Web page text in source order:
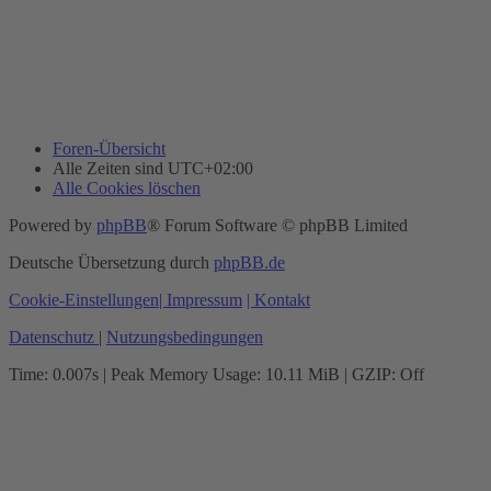
Foren-Übersicht
Alle Zeiten sind UTC+02:00
Alle Cookies löschen
Powered by phpBB® Forum Software © phpBB Limited
Deutsche Übersetzung durch phpBB.de
Cookie-Einstellungen| Impressum | Kontakt
Datenschutz | Nutzungsbedingungen
Time: 0.007s | Peak Memory Usage: 10.11 MiB | GZIP: Off